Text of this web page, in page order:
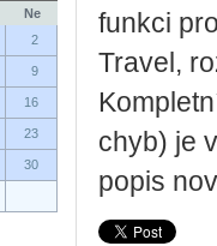
Ne
2
9
16
23
30
funkci
Travel,
chyb) je
popis